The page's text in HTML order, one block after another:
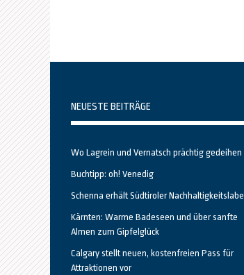
NEUESTE BEITRÄGE
Wo Lagrein und Vernatsch prächtig gedeihen
Buchtipp: oh! Venedig
Schenna erhält Südtiroler Nachhaltigkeitslabel
Kärnten: Warme Badeseen und über sanfte
Almen zum Gipfelglück
Calgary stellt neuen, kostenfreien Pass für
Attraktionen vor